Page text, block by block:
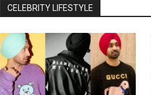
CELEBRITY LIFESTYLE